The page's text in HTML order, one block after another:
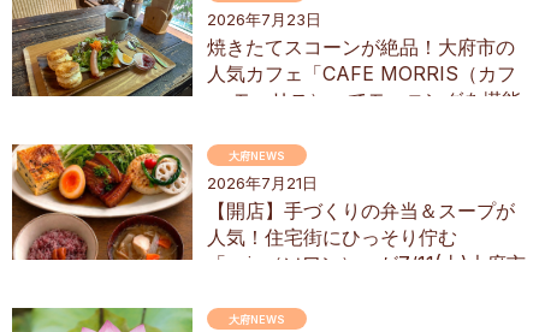
2026年7月23日
焼きたてスコーンが絶品！大府市の
人気カフェ「CAFE MORRIS（カフ
ェ モーリス）」でモーニングを堪能
2026年7月21日
【開店】手づくりの弁当＆スープが
人気！住宅街にひっそり佇む
「soin（ソワン）」が7/11(土)大府市
大府NEWS
大府NEWS